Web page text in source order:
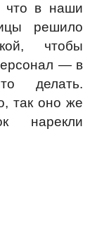
что в наши
решило
чтобы
— в
делать.
так оно же
нарекли